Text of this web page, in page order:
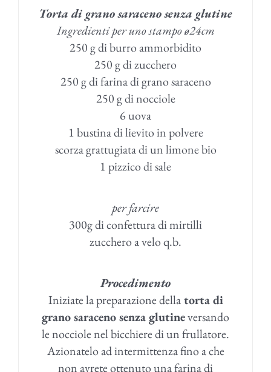
Torta di grano saraceno senza glutine
Ingredienti per uno stampo ø24cm
250 g di burro ammorbidito
250 g di zucchero
250 g di farina di grano saraceno
250 g di nocciole
6 uova
1 bustina di lievito in polvere
scorza grattugiata di un limone bio
1 pizzico di sale
per farcire
300g di confettura di mirtilli
zucchero a velo q.b.
Procedimento
Iniziate la preparazione dellatorta di
grano saraceno senza glutineversando
le nocciole nel bicchiere di un frullatore.
Azionatelo ad intermittenza fino a che
non avrete ottenuto una farina di